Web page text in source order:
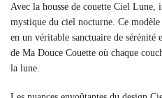
Avec la housse de couette Ciel Lune,
mystique du ciel nocturne. Ce
en un véritable sanctuaire de sérénité
de Ma Douce Couette où chaque
la lune.